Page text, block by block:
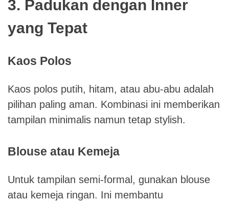
3. Padukan dengan Inner
yang Tepat
Kaos Polos
Kaos polos putih, hitam, atau abu-abu adalah
pilihan paling aman. Kombinasi ini memberikan
tampilan minimalis namun tetap stylish.
Blouse atau Kemeja
Untuk tampilan semi-formal, gunakan blouse
atau kemeja ringan. Ini membantu